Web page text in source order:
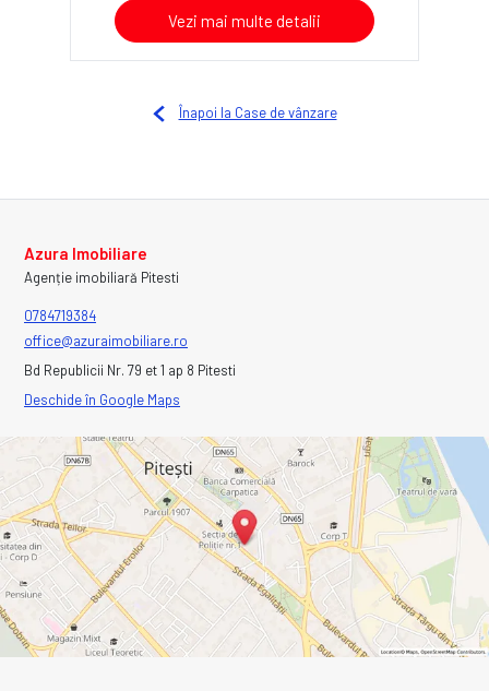
Vezi mai multe detalii
Înapoi la Case de vânzare
Azura Imobiliare
Agenție imobiliară Pitesti
0784719384
office@azuraimobiliare.ro
Bd Republicii Nr. 79 et 1 ap 8 Pitesti
Deschide în Google Maps